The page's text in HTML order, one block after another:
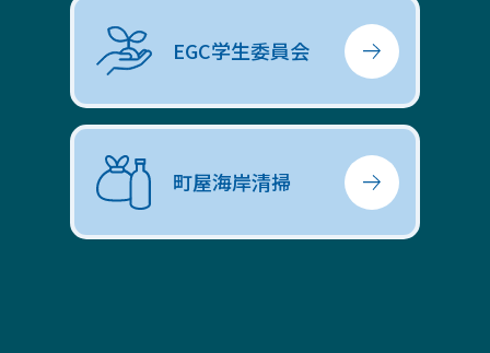
EGC学生委員会
町屋海岸清掃